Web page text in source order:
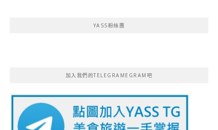
YASS粉絲團
加入我們的TELEGRAMEGRAM吧